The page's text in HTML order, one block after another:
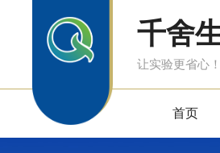
千舍
让实验更省心！
首页